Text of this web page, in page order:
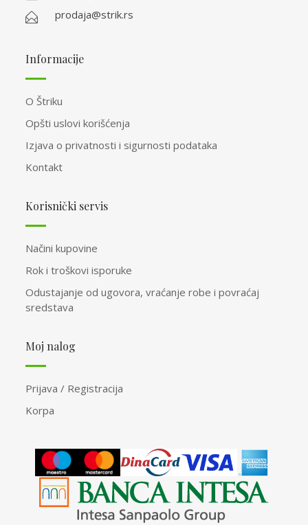
prodaja@strik.rs
Informacije
O Štriku
Opšti uslovi korišćenja
Izjava o privatnosti i sigurnosti podataka
Kontakt
Korisnički servis
Načini kupovine
Rok i troškovi isporuke
Odustajanje od ugovora, vraćanje robe i povraćaj
sredstava
Moj nalog
Prijava / Registracija
Korpa